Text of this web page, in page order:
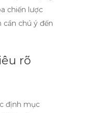
chiến lược
cần chú ý đến
rõ
định mục